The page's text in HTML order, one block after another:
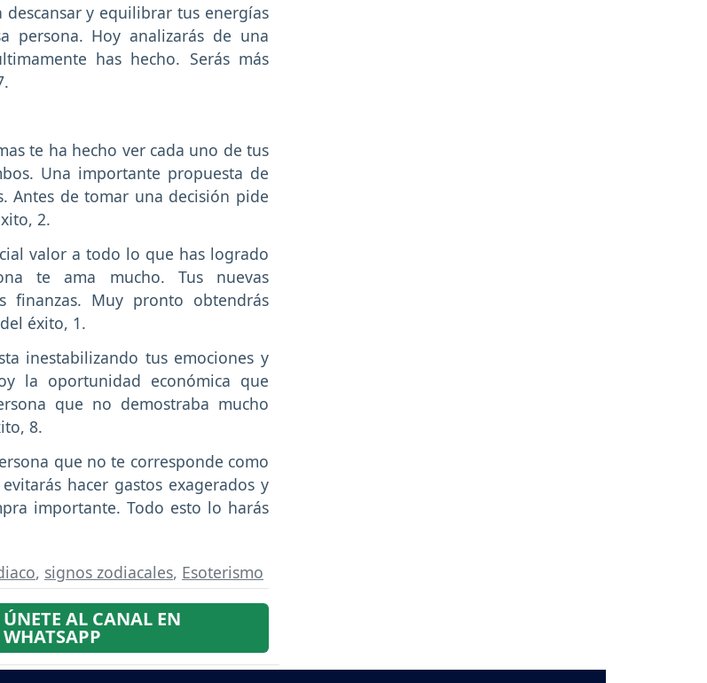
y equilibrar tus energías
persona. Hoy analizarás de una
has hecho. Serás más
te ha hecho ver cada uno de tus
Una importante propuesta de
Antes de tomar una decisión pide
2.
valor a todo lo que has logrado
te ama mucho. Tus nuevas
finanzas. Muy pronto obtendrás
éxito, 1.
inestabilizando tus emociones y
la oportunidad económica que
que no demostraba mucho
8.
que no te corresponde como
hacer gastos exagerados y
importante. Todo esto lo harás
, signos zodiacales, Esoterismo
ÚNETE AL CANAL EN
WHATSAPP